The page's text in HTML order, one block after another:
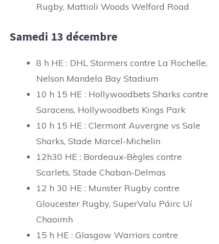
Rugby, Mattioli Woods Welford Road
Samedi 13 décembre
8 h HE : DHL Stormers contre La Rochelle,
Nelson Mandela Bay Stadium
10 h 15 HE : Hollywoodbets Sharks contre
Saracens, Hollywoodbets Kings Park
10 h 15 HE : Clermont Auvergne vs Sale
Sharks, Stade Marcel-Michelin
12h30 HE : Bordeaux-Bègles contre
Scarlets, Stade Chaban-Delmas
12 h 30 HE : Munster Rugby contre
Gloucester Rugby, SuperValu Páirc Uí
Chaoimh
15 h HE : Glasgow Warriors contre